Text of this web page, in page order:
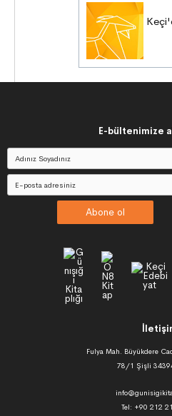
E-bültenimize
Abone ol
Fulya Mah. Büyükdere
78/1 Şişli
Tel: +90 212